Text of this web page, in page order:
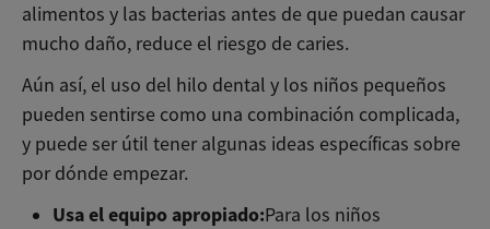
alimentos y las bacterias antes de que puedan causar
mucho daño, reduce el riesgo de caries.
Aún así, el uso del hilo dental y los niños pequeños
pueden sentirse como una combinación complicada,
y puede ser útil tener algunas ideas específicas sobre
por dónde empezar.
Usa el equipo apropiado:Para los niños